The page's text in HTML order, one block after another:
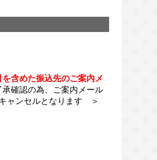
含めた振込先のご案内メ
確認の為、ご案内メール
ャンセルとなります ＞